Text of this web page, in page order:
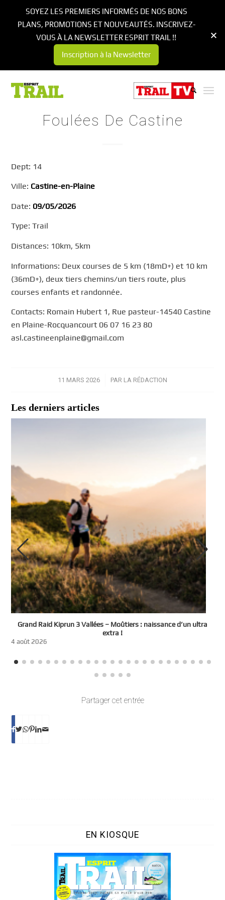
Foulées De Castine
Dept: 14
Ville: Castine-en-Plaine
Date: 09/05/2026
Type: Trail
Distances: 10km, 5km
Informations: Deux courses de 5 km (18mD+) et 10 km
(36mD+), deux tiers chemins/un tiers route, plus
courses enfants et randonnée.
Contacts: Romain Hubert 1, Rue pasteur-14540 Castine
en Plaine-Rocquancourt 06 07 16 23 80
asl.castineenplaine@gmail.com
11 MARS 2026
/ PAR LA RÉDACTION
Les derniers articles
Grand Raid Kiprun 3 Vallées – Moûtiers : naissance d’un ultra
extra !
4 août 2026
Partager cet entrée
EN KIOSQUE
SOYEZ LES PREMIERS INFORMÉS DE NOS BONS
PLANS, PROMOTIONS ET NOUVEAUTÉS. INSCRIVEZ-
VOUS À LA NEWSLETTER ESPRIT TRAIL !!
Inscription à la Newsletter